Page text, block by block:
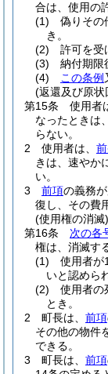
合は、使用の
(1)
偽りその
き。
(2)
許可を受
(3)
納付期限
(4)
この条例
(返還及び原状
第15条
使用者
なったときは
らない。
2
使用者は、
きは、速やか
い。
3
前項の義務
復し、その費
(使用権の消滅)
第16条
次の各
権は、消滅す
(1)
使用者が
いと認めら
(2)
使用者の
とき。
2
町長は、 前項
その他の物件
できる。
3
町長は、 前項